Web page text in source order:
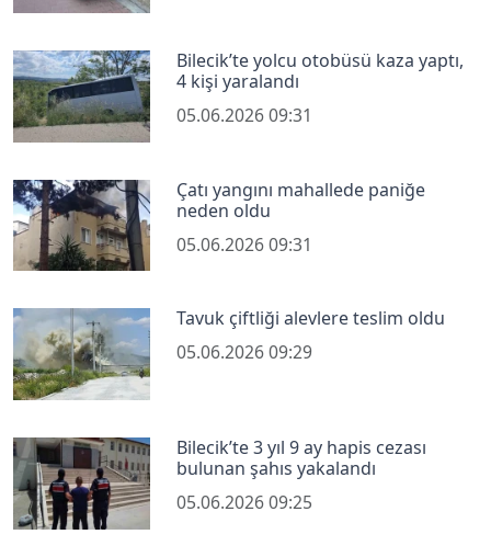
Bilecik’te yolcu otobüsü kaza yaptı,
4 kişi yaralandı
05.06.2026 09:31
Çatı yangını mahallede paniğe
neden oldu
05.06.2026 09:31
Tavuk çiftliği alevlere teslim oldu
05.06.2026 09:29
Bilecik’te 3 yıl 9 ay hapis cezası
bulunan şahıs yakalandı
05.06.2026 09:25